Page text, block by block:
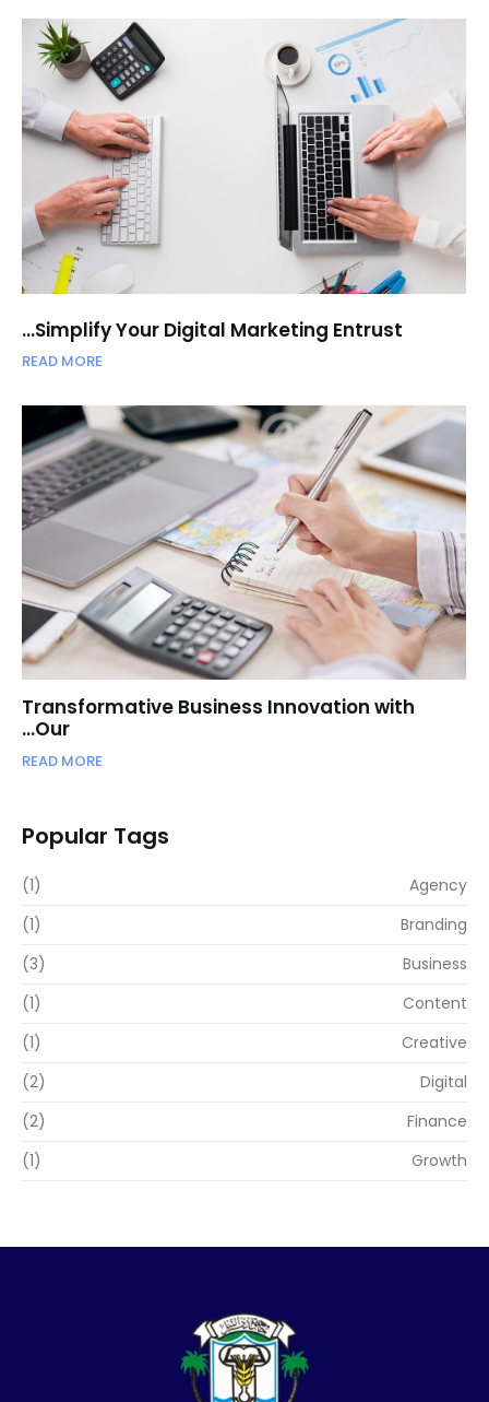
Simplify Your Digital Marketing Entrust…
READ MORE
Transformative Business Innovation with
Our…
READ MORE
Popular Tags
Agency
Branding
Business
Content
Creative
Digital
Finance
Growth